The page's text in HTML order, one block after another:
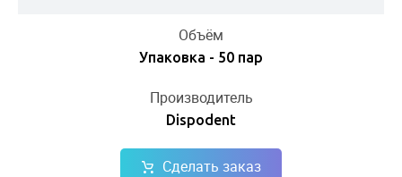
Объём
Упаковка - 50 пар
Производитель
Dispodent
Сделать заказ